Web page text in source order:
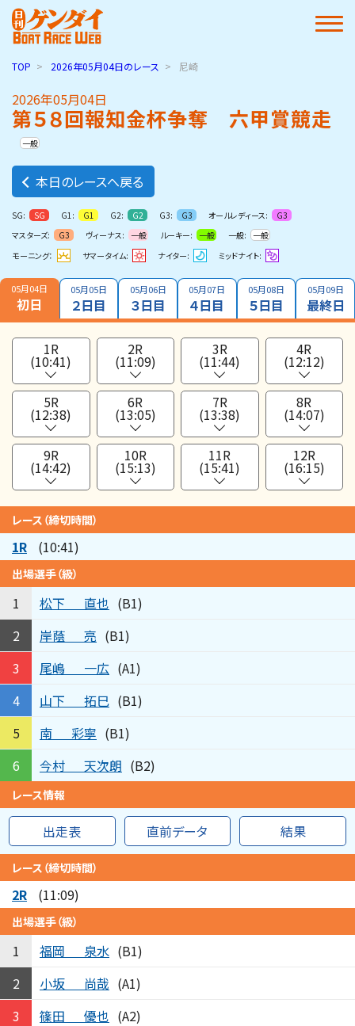
TOP 2026年05月04日のレース 尼崎
2026年05月04日
第５８回報知金杯争奪 六甲賞競走
一般
本日のレースへ戻る
SG: SG G1: G1 G2: G2 G3: G3 オールレディース:
G3
マスターズ:
G3 ヴィーナス: 一般 ルーキー: 一般 一般: 一般
モーニング：
サマータイム: ナイター: ミッドナイト:
05月04日
初日
05月05日
２日目
05月06日
３日目
05月07日
４日目
05月08日
５日目
05月09日
最終日
1R
(10:41)
2R
(11:09)
3R
(11:44)
4R
(12:12)
5R
(12:38)
6R
(13:05)
7R
(13:38)
8R
(14:07)
9R
(14:42)
10R
(15:13)
11R
(15:41)
12R
(16:15)
レース（締切時間）
1R (10:41)
出場選手（級）
1 松下 直也 (B1)
2
岸蔭 亮 (B1)
3
尾嶋 一広 (A1)
4
山下 拓巳 (B1)
5
南 彩寧 (B1)
6
今村 天次朗 (B2)
レース情報
出走表 直前データ 結果
レース（締切時間）
2R (11:09)
出場選手（級）
1 福岡 泉水 (B1)
2
小坂 尚哉 (A1)
3
篠田 優也 (A2)